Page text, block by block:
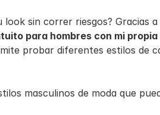
para hombres con mi
probar diferentes estilos de
masculinos de moda que